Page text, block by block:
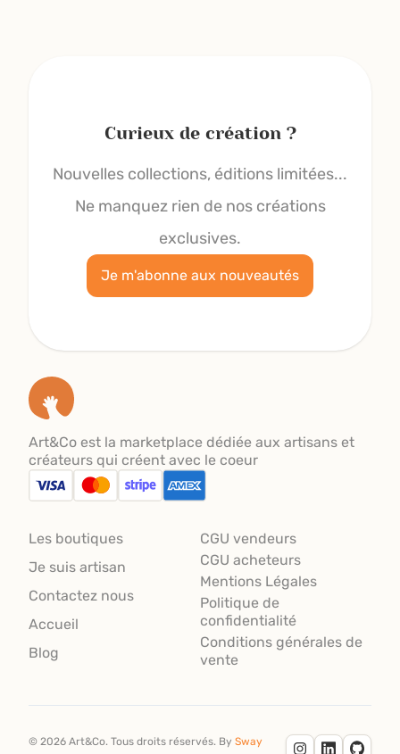
Curieux de création ?
Nouvelles collections, éditions limitées...
Ne manquez rien de nos créations
exclusives.
Je m'abonne aux nouveautés
Art&Co est la marketplace dédiée aux artisans et
créateurs qui créent avec le coeur
Les boutiques
Je suis artisan
Contactez nous
Accueil
Blog
CGU vendeurs
CGU acheteurs
Mentions Légales
Politique de
confidentialité
Conditions générales de
vente
© 2026 Art&Co. Tous droits réservés. By Sway